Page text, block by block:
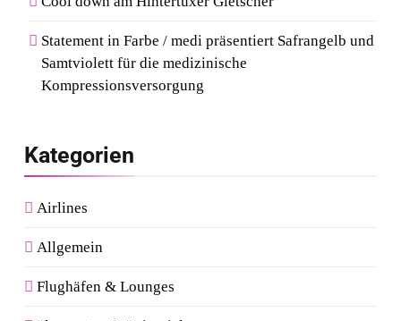
Statement in Farbe / medi präsentiert Safrangelb und
Samtviolett für die medizinische
Kompressionsversorgung
Kategorien
Airlines
Allgemein
Flughäfen & Lounges